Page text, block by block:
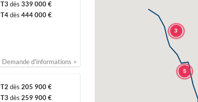
T3 dès 339 000 €
T4dès 444 000 €
Demande d'informations >
T2 dès 205 900 €
T3 dès 259 900 €
3
5